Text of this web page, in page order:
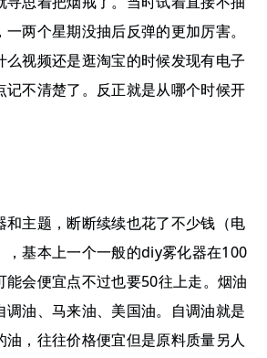
两个星期没抽后反弹的更加厉害。
么视频还是逛淘宝的时候发现有电子
记不清楚了。反正就是从哪个时候开
和主题，断断续续也花了不少钱（电
，基本上一个一般的diy雾化器在100
能会便宜点不过也要50往上走。烟油
调油、马来油、美国油。自调油就是
油，往往价格便宜但是原料质量另人